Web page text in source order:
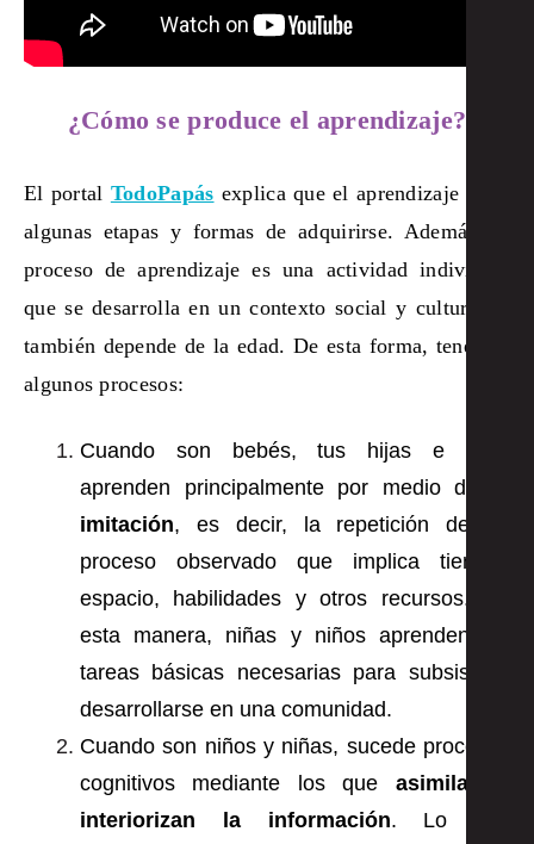
¿Cómo se produce el aprendizaje?
El portal TodoPapás explica que el aprendizaje tiene
algunas etapas y formas de adquirirse. Además, el
proceso de aprendizaje es una actividad individual
que se desarrolla en un contexto social y cultural; y
también depende de la edad. De esta forma, tenemos
algunos procesos:
Cuando son bebés, tus hijas e hijos
aprenden principalmente por medio de
imitación, es decir, la repetición de un
proceso observado que implica tiempo,
espacio, habilidades y otros recursos. De
esta manera, niñas y niños aprenden las
tareas básicas necesarias para subsistir y
desarrollarse en una comunidad.
Cuando son niños y niñas, sucede procesos
cognitivos mediante los que asimilan e
interiorizan la información. Lo que